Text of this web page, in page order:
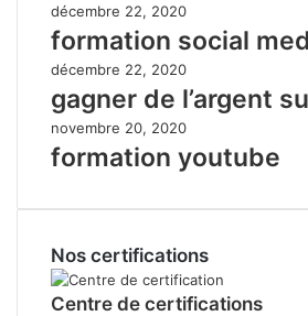
décembre 22, 2020
formation social
décembre 22, 2020
gagner de l’argent
novembre 20, 2020
formation youtube
Nos certifications
Centre de certifications